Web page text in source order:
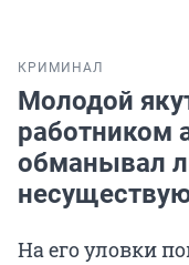
КРИМИНАЛ
Молодой
работником
обманывал
На его уловки